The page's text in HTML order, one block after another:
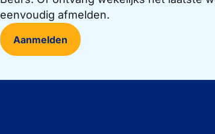
eenvoudig afmelden.
Aanmelden